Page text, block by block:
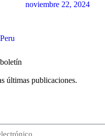
noviembre 22, 2024
últimas publicaciones.